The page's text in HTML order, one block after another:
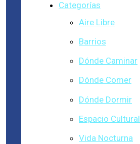
Categorías
Aire Libre
Barrios
Dónde Caminar
Dónde Comer
Dónde Dormir
Espacio Cultural
Vida Nocturna